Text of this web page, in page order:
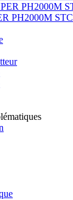
PH2000M STC